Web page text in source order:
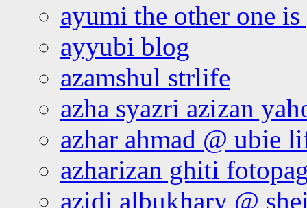
ayumi the other one
ayyubi blog
azamshul strlife
azha syazri azizan
azhar ahmad @ ubie
azharizan ghiti
azidi albukhary @